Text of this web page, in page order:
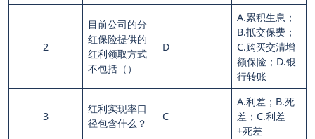
2
目前公司的分
红保险提供的
红利领取方式
不包括（）
D
A.累积生息；
B.抵交保费；
C.购买交清增
额保险；D.银
行转账
3
红利实现率口
径包含什么？
C
A.利差；B.死
差；C.利差
+死差